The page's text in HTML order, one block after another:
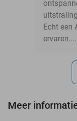
Echt een
Meer